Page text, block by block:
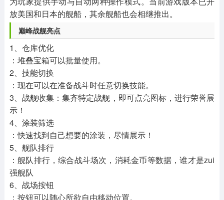
放美国和日本的舰船，其余舰船也会相继推出。
巅峰战舰亮点
1、仓库优化
：堆叠宝箱可以批量使用。
2、技能切换
：现在可以在准备战斗时任意切换技能。
3、战舰收集：集齐特定战舰，即可点亮图标，进行荣誉展
示！
4、涂装筛选
：快速找到自己想要的涂装，尽情展示！
5、舰队排行
：舰队排行，综合战斗场次，消耗金币等数据，谁才是zui
强舰队
6、战场按钮
：按钮可以随心所欲自由移动位置。